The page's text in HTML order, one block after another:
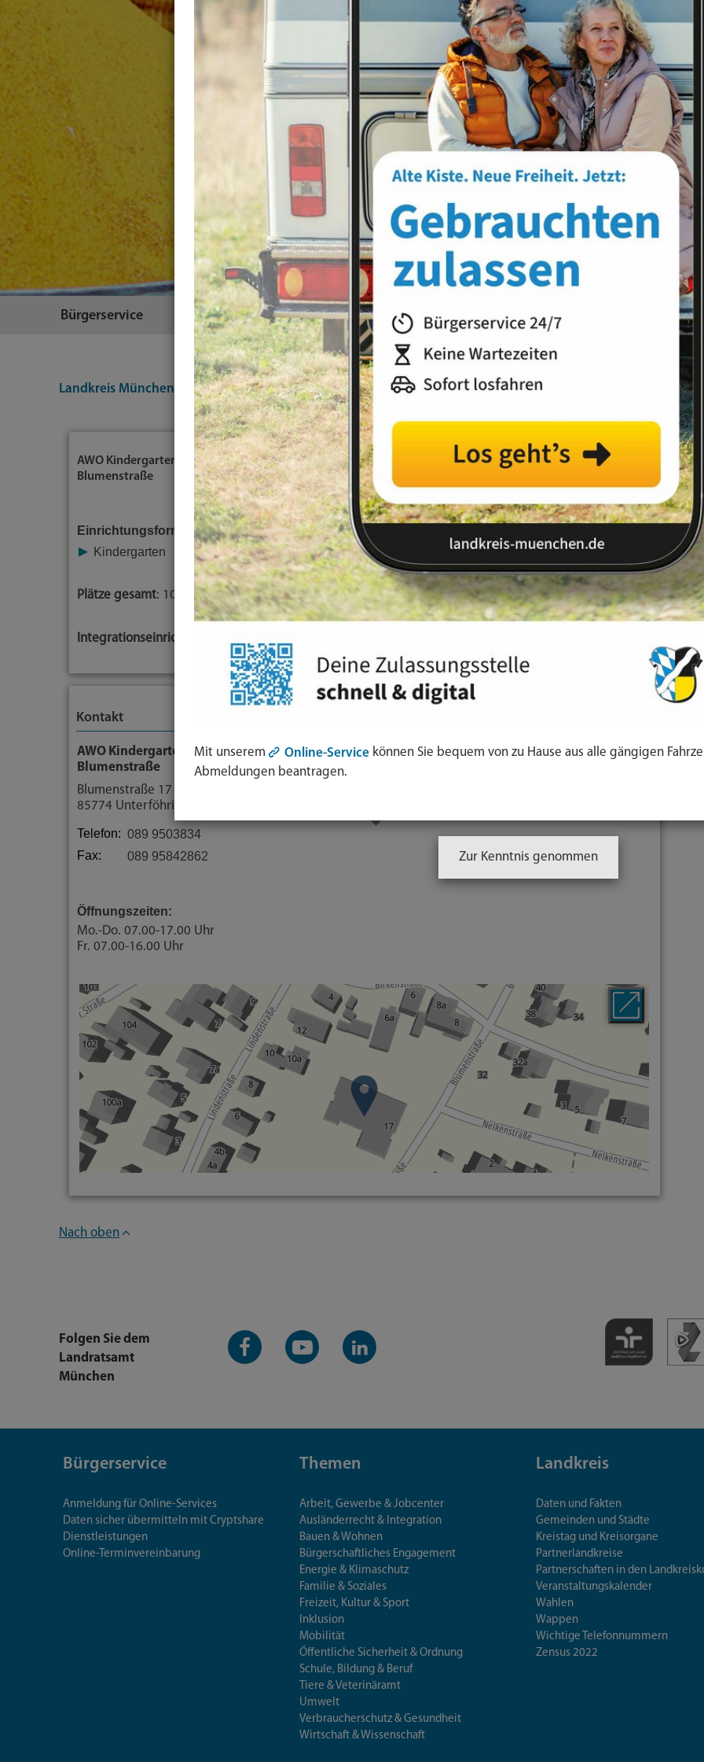
Bürgerservice Themen Landkreis
Landkreis München Themen Inklusion Gleichstellung der Geschlechter Frauenhandbuch
AWO Kindergarten
Blumenstraße
Einrichtungsform
Kindergarten
Plätze gesamt: 100
Integrationseinrichtung
Kontakt
AWO Kindergarten
Blumenstraße
Blumenstraße 17
85774 Unterföhring
Telefon: 089 9503834
Fax:
089 95842862
E-Mail
Öffnungszeiten:
Mo.-Do. 07.00-17.00 Uhr
Fr. 07.00-16.00 Uhr
Nach oben
Folgen Sie dem
Landratsamt
München
Facebook-
Seite
YouTube-
Kanal
LinkedIn-
Kanal
Bürgerservice
Anmeldung für Online-Services
Daten sicher übermitteln mit Cryptshare
Dienstleistungen
Online-Terminvereinbarung
Themen
Arbeit, Gewerbe & Jobcenter
Ausländerrecht & Integration
Bauen & Wohnen
Bürgerschaftliches Engagement
Energie & Klimaschutz
Familie & Soziales
Freizeit, Kultur & Sport
Inklusion
Mobilität
Öffentliche Sicherheit & Ordnung
Schule, Bildung & Beruf
Tiere & Veterinäramt
Umwelt
Verbraucherschutz & Gesundheit
Wirtschaft & Wissenschaft
Landkreis
Daten und Fakten
Gemeinden und Städte
Kreistag und Kreisorgane
Partnerlandkreise
Partnerschaften in den
Veranstaltungskalender
Wahlen
Wappen
Wichtige Telefonnummern
Zensus 2022
Mit unserem Online-Service können Sie bequem von zu Hause aus alle gängigen
Abmeldungen beantragen.
Zur Kenntnis genommen